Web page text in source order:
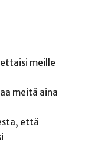
meille
meitä aina
että